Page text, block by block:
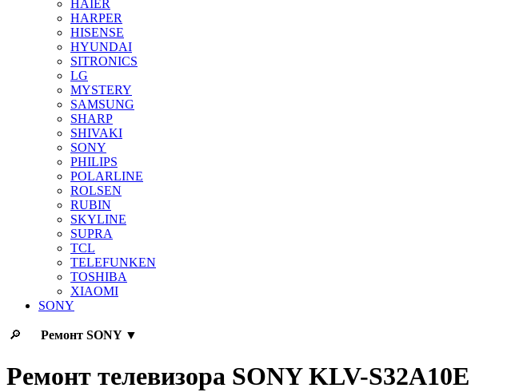
HAIER
HARPER
HISENSE
HYUNDAI
SITRONICS
LG
MYSTERY
SAMSUNG
SHARP
SHIVAKI
SONY
PHILIPS
POLARLINE
ROLSEN
RUBIN
SKYLINE
SUPRA
TCL
TELEFUNKEN
TOSHIBA
XIAOMI
SONY
🔎 Ремонт SONY▼
Ремонт телевизора SONY KLV-S32A10E